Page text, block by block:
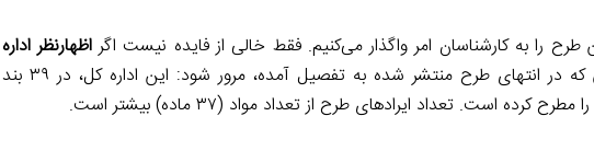
طرح را به کارشناسان امر واگذار می‌کنیم. فقط خالی از فایده نیست اگراظهارنظر اداره
که در انتهای طرح منتشر شده به تفصیل آمده، مرور شود: این اداره کل، در ۳۹ بند
کرده است. تعداد ایرادهای طرح از تعداد مواد (۳۷ ماده) بیشتر است.